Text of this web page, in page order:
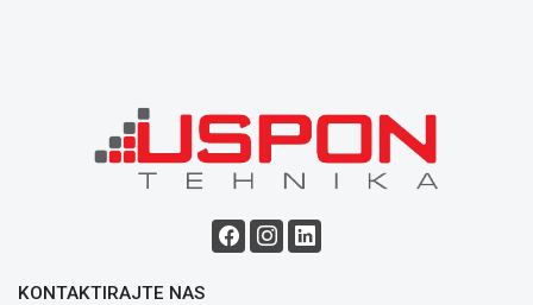
Politika
Provera
KONTAKTIRAJTE NAS